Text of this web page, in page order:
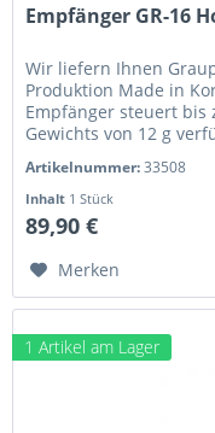
Empfänger GR-16
Wir liefern Ihnen
Produktion Made in
Empfänger steuert bis
Gewichts von 12 g
Artikelnummer:33508
Inhalt 1 Stück
89,90 €
Merken
1 Artikel am Lager